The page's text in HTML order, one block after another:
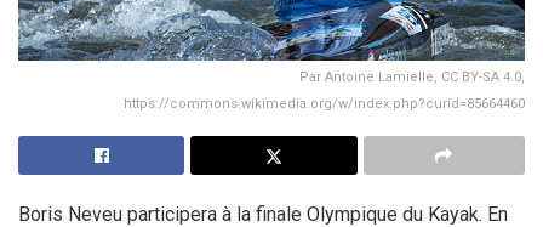
Par Antoine Lamielle, CC BY-SA 4.0,
https://commons.wikimedia.org/w/index.php?curid=85664460
Boris Neveu participera à la finale Olympique du Kayak. En